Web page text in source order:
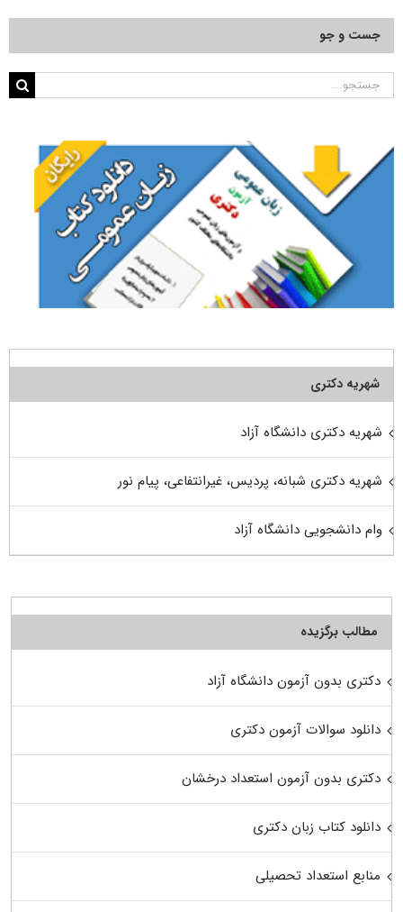
جست و جو
جستجو
شهریه دکتری
شهریه دکتری دانشگاه آزاد
شهریه دکتری شبانه، پردیس، غیرانتفاعی، پیام نور
وام دانشجویی دانشگاه آزاد
مطالب برگزیده
دکتری بدون آزمون دانشگاه آزاد
دانلود سوالات آزمون دکتری
دکتری بدون آزمون استعداد درخشان
دانلود کتاب زبان دکتری
منابع استعداد تحصیلی